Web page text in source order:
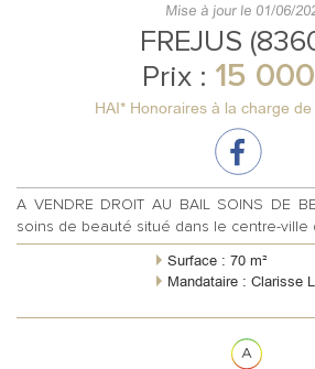
Mise à jour le 01/06/
FREJUS
Prix : 15
HAI* Honoraires à la charge
A VENDRE DROIT AU BAIL SOINS DE
soins de beauté situé dans le centre-ville
main. Au coeur du ...
Surface : 70 m²
Mandataire : Clarisse